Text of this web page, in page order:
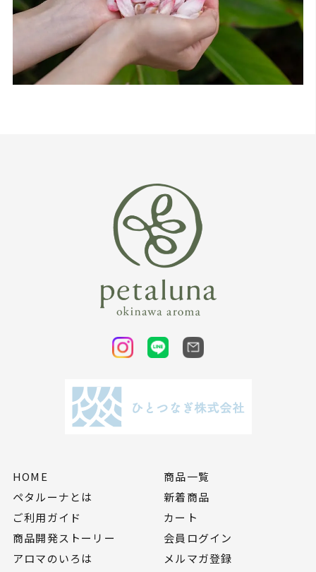
HOME
ペタルーナとは
ご利用ガイド
商品開発ストーリー
アロマのいろは
商品一覧
新着商品
カート
会員ログイン
メルマガ登録